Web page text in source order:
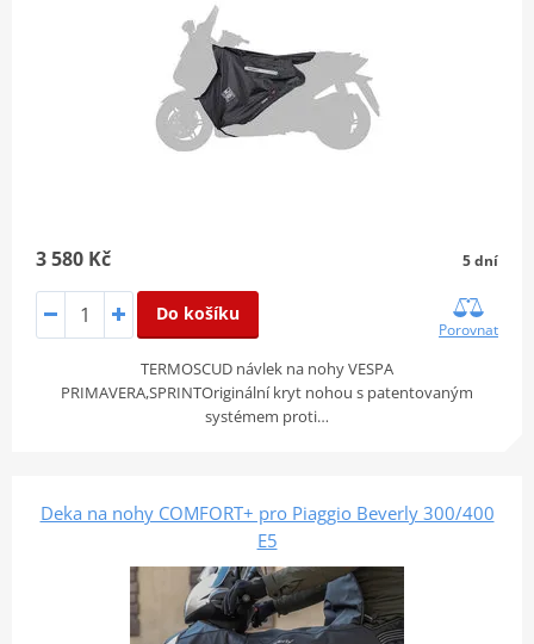
3 580 Kč 5 dní
Do košíku
Porovnat
TERMOSCUD návlek na nohy VESPA
PRIMAVERA,SPRINTOriginální kryt nohou s patentovaným
systémem proti…
Deka na nohy COMFORT+ pro Piaggio Beverly 300/400
E5